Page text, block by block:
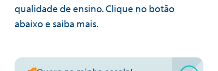
qualidade de ensino. Clique no botão
abaixo e saiba mais.